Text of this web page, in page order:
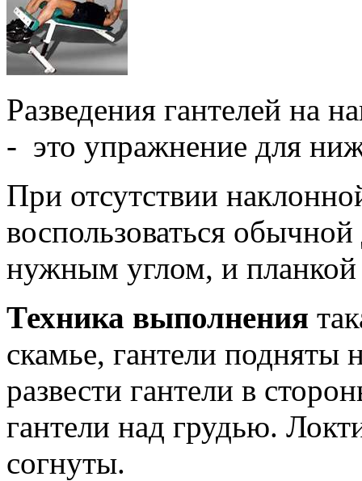
Разведения гантелей на
- это упражнение для
При отсутствии
воспользоваться
нужным углом, и
Техника выполнения
скамье, гантели подняты
развести гантели в
гантели над грудью.
согнуты.